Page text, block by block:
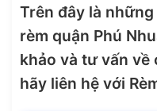
Trên đây là
rèm quận Phú
khảo và tư vấn về
hãy liên hệ với